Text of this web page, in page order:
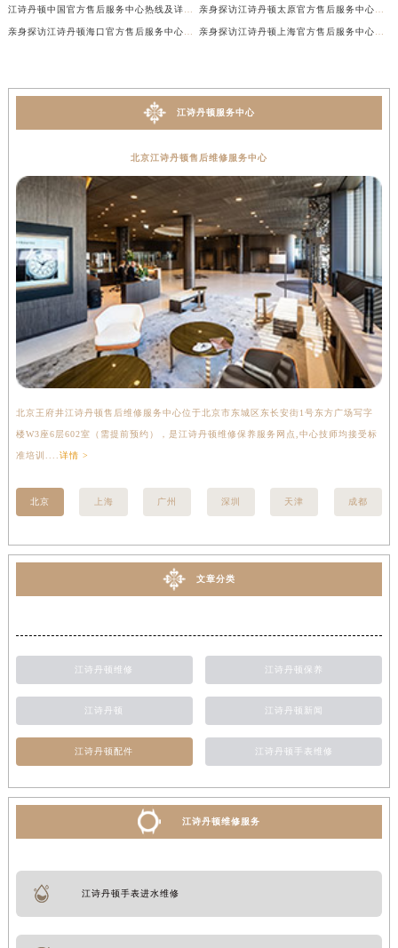
江诗丹顿服务中心
北京江诗丹顿售后维修服务中心
北京王府井江诗丹顿售后维修服务中心位于北京市东城区东长安街1号东方广场写字
楼W3座6层602室（需提前预约），是江诗丹顿维修保养服务网点,中心技师均接受标
准培训.... 详情 >
北京 上海 广州 深圳 天津 成都
文章分类
江诗丹顿维修 江诗丹顿保养
江诗丹顿 江诗丹顿新闻
江诗丹顿配件 江诗丹顿手表维修
江诗丹顿维修服务
江诗丹顿手表进水维修